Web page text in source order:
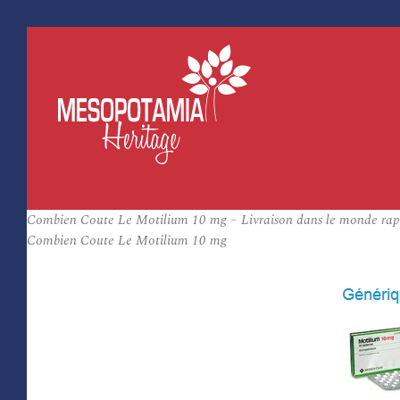
Combien Coute Le Motilium 10 mg – Livraison dans le monde
Combien Coute Le Motilium 10 mg